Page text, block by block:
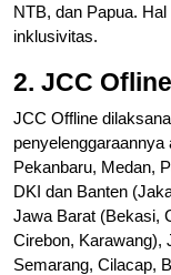
NTB, dan Papua.
inklusivitas.
2. JCC Ofline
JCC Offline
Pekanbaru, Medan,
DKI dan Banten
Jawa Barat (Bekasi,
Cirebon, Karawang),
Semarang, Cilacap,